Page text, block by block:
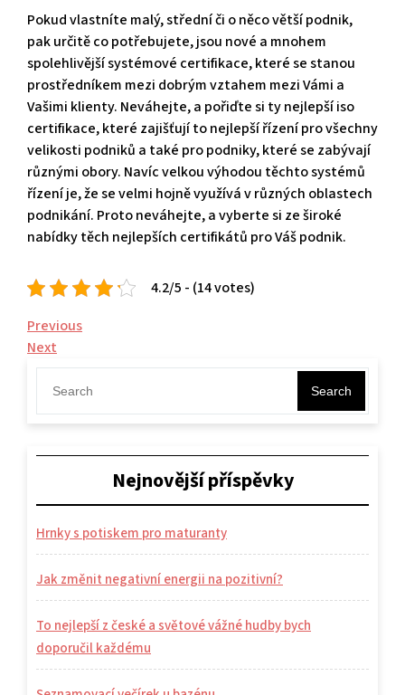
Pokud vlastníte malý, střední či o něco větší podnik,
pak určitě co potřebujete, jsou nové a mnohem
spolehlivější systémové certifikace, které se stanou
prostředníkem mezi dobrým vztahem mezi Vámi a
Vašimi klienty. Neváhejte, a pořiďte si ty nejlepší iso
certifikace, které zajišťují to nejlepší řízení pro všechny
velikosti podniků a také pro podniky, které se zabývají
různými obory. Navíc velkou výhodou těchto systémů
řízení je, že se velmi hojně využívá v různých oblastech
podnikání. Proto neváhejte, a vyberte si ze široké
nabídky těch nejlepších certifikátů pro Váš podnik.
4.2/5 - (14 votes)
Navigace
pro
příspěvek
Previous
Post
Previous
Next
Post
Next
Search
Nejnovější příspěvky
Hrnky s potiskem pro maturanty
Jak změnit negativní energii na pozitivní?
To nejlepší z české a světové vážné hudby bych
doporučil každému